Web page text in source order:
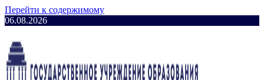
Перейти к содержимому
06.08.2026